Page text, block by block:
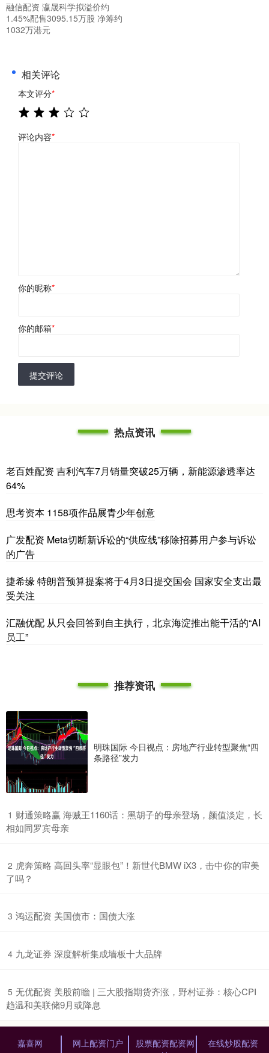
融信配资 瀛晟科学拟溢价约
1.45%配售3095.15万股 净筹约
1032万港元
相关评论
本文评分*
评论内容*
你的昵称*
你的邮箱*
提交评论
热点资讯
老百姓配资 吉利汽车7月销量突破25万辆，新能源渗透率达
64%
思考资本 1158项作品展青少年创意
广发配资 Meta切断新诉讼的“供应线”移除招募用户参与诉讼
的广告
捷希缘 特朗普预算提案将于4月3日提交国会 国家安全支出最
受关注
汇融优配 从只会回答到自主执行，北京海淀推出能干活的“AI
员工”
推荐资讯
明珠国际 今日视点：房地产行业转型聚焦“四
条路径”发力
1 ​财通策略赢 海贼王1160话：黑胡子的母亲登场，颜值淡定，长
相如同罗宾母亲
2 ​虎奔策略 高回头率“显眼包”！新世代BMW iX3，击中你的审美
了吗？
3 ​鸿运配资 美国债市：国债大涨
4 ​九龙证券 深度解析集成墙板十大品牌
5 ​无优配资 美股前瞻 | 三大股指期货齐涨，野村证券：核心CPI
趋温和美联储9月或降息
嘉喜网 网上配资门户
股票配资配资网
在线炒股配资